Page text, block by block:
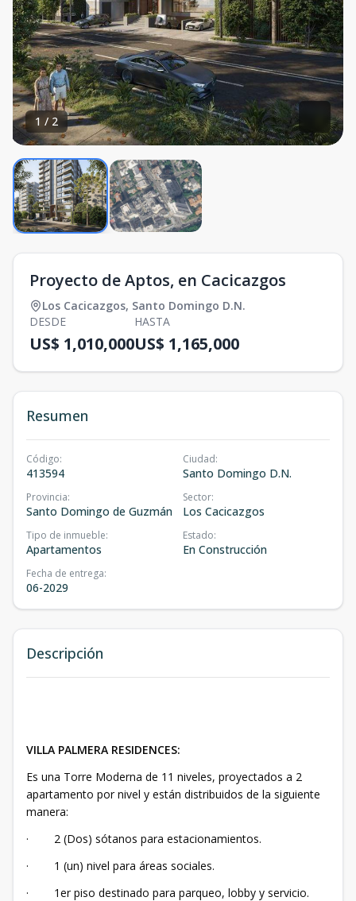
1 / 2
Proyecto de Aptos, en Cacicazgos
Los Cacicazgos, Santo Domingo D.N.
DESDE
US$ 1,010,000
HASTA
US$ 1,165,000
Resumen
Código:
413594
Ciudad:
Santo Domingo D.N.
Provincia:
Santo Domingo de Guzmán
Sector:
Los Cacicazgos
Tipo de inmueble:
Apartamentos
Estado:
En Construcción
Fecha de entrega:
06-2029
Descripción
VILLA PALMERA RESIDENCES:
Es una Torre Moderna de 11 niveles, proyectados a 2
apartamento por nivel y están distribuidos de la siguiente
manera:
· 2 (Dos) sótanos para estacionamientos.
· 1 (un) nivel para áreas sociales.
· 1er piso destinado para parqueo, lobby y servicio.